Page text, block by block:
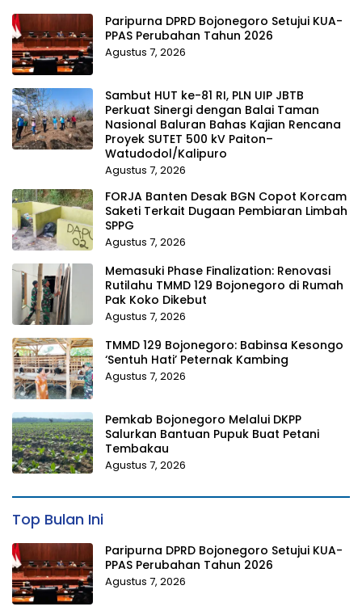
Paripurna DPRD Bojonegoro Setujui KUA-
PPAS Perubahan Tahun 2026
Agustus 7, 2026
Sambut HUT ke-81 RI, PLN UIP JBTB
Perkuat Sinergi dengan Balai Taman
Nasional Baluran Bahas Kajian Rencana
Proyek SUTET 500 kV Paiton–
Watudodol/Kalipuro
Agustus 7, 2026
FORJA Banten Desak BGN Copot Korcam
Saketi Terkait Dugaan Pembiaran Limbah
SPPG
Agustus 7, 2026
Memasuki Phase Finalization: Renovasi
Rutilahu TMMD 129 Bojonegoro di Rumah
Pak Koko Dikebut
Agustus 7, 2026
TMMD 129 Bojonegoro: Babinsa Kesongo
‘Sentuh Hati’ Peternak Kambing
Agustus 7, 2026
Pemkab Bojonegoro Melalui DKPP
Salurkan Bantuan Pupuk Buat Petani
Tembakau
Agustus 7, 2026
Top Bulan Ini
Paripurna DPRD Bojonegoro Setujui KUA-
PPAS Perubahan Tahun 2026
Agustus 7, 2026